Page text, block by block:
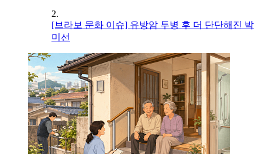
2.
[브라보 문화 이슈] 유방암 투병 후 더 단단해진 박
미선